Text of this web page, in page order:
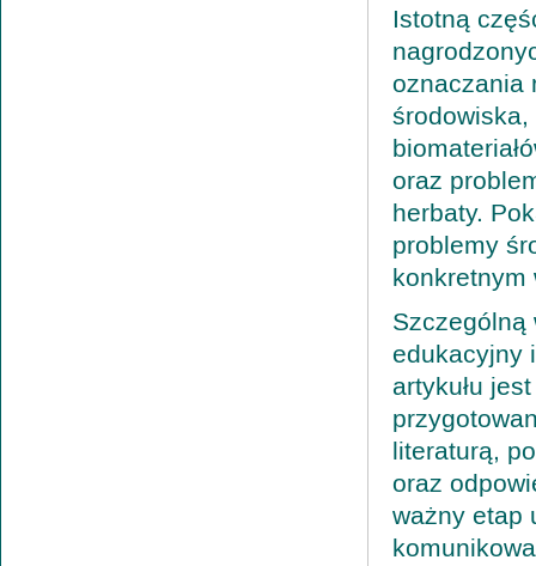
Istotną
oznaczania
oraz
herbaty.
problemy
konkretnym
edukacyjny
artykułu
literaturą,
oraz
ważny etap